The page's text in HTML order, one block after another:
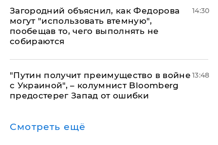
Загородний объяснил, как Федорова
могут "использовать втемную",
пообещав то, чего выполнять не
собираются
14:30
"Путин получит преимущество в войне
с Украиной", – колумнист Bloomberg
предостерег Запад от ошибки
13:48
Смотреть ещё